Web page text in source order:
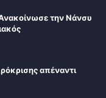
την Νάνσυ
απέναντι